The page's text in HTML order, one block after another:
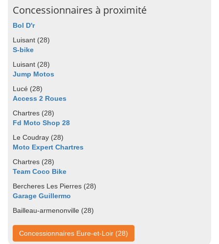
Concessionnaires à proximité
Bol D'r
Luisant (28)
S-bike
Luisant (28)
Jump Motos
Lucé (28)
Access 2 Roues
Chartres (28)
Fd Moto Shop 28
Le Coudray (28)
Moto Expert Chartres
Chartres (28)
Team Coco Bike
Bercheres Les Pierres (28)
Garage Guillermo
Bailleau-armenonville (28)
Concessionnaires Eure-et-Loir (28)